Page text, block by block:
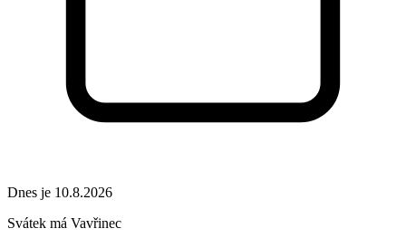
Dnes je 10.8.2026
Svátek má Vavřinec